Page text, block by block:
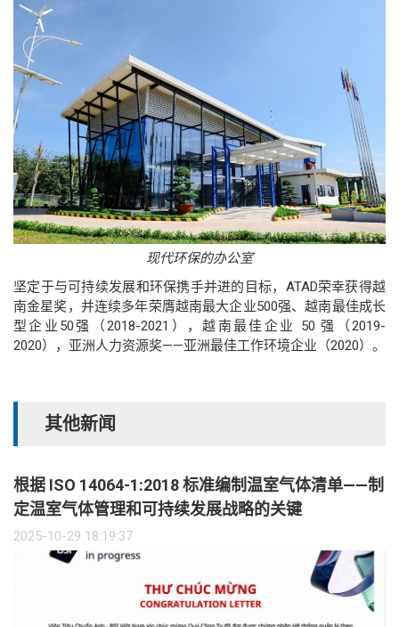
现代环保的办公室
坚定于与可持续发展和环保携手并进的目标，ATAD荣幸获得越
南金星奖，并连续多年荣膺越南最大企业500强、越南最佳成长
型企业50强（2018-2021），越南最佳企业 50 强（2019-
2020），亚洲人力资源奖——亚洲最佳工作环境企业（2020）。
其他新闻
根据 ISO 14064-1:2018 标准编制温室气体清单——制
定温室气体管理和可持续发展战略的关键
2025-10-29 18:19:37